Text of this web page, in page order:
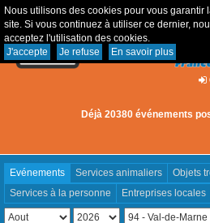
Nous utilisons des cookies pour vous garantir
site. Si vous continuez à utiliser ce dernier,
acceptez l'utilisation des cookies.
J'accepte
Je refuse En savoir plus
Déjà 20380 événements
Evénements Services animaliers Objets
Services à la personne
Entreprises locales